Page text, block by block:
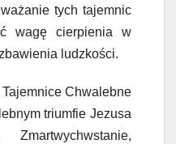
tych tajemnic
wagę cierpienia w
ludzkości.
Chwalebne
triumfie Jezusa